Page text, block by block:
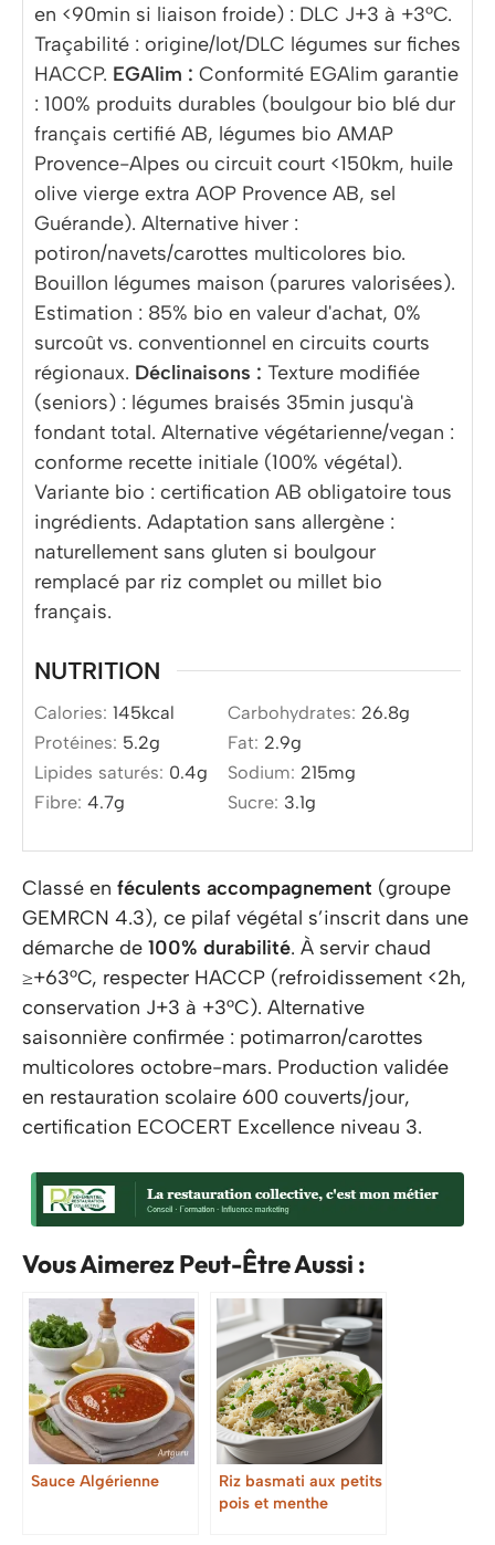
en <90min si liaison froide) : DLC J+3 à +3°C.
Traçabilité : origine/lot/DLC légumes sur fiches
HACCP. EGAlim : Conformité EGAlim garantie
: 100% produits durables (boulgour bio blé dur
français certifié AB, légumes bio AMAP
Provence-Alpes ou circuit court <150km, huile
olive vierge extra AOP Provence AB, sel
Guérande). Alternative hiver :
potiron/navets/carottes multicolores bio.
Bouillon légumes maison (parures valorisées).
Estimation : 85% bio en valeur d'achat, 0%
surcoût vs. conventionnel en circuits courts
régionaux. Déclinaisons : Texture modifiée
(seniors) : légumes braisés 35min jusqu'à
fondant total. Alternative végétarienne/vegan :
conforme recette initiale (100% végétal).
Variante bio : certification AB obligatoire tous
ingrédients. Adaptation sans allergène :
naturellement sans gluten si boulgour
remplacé par riz complet ou millet bio
français.
NUTRITION
Calories: 145kcal Carbohydrates: 26.8g
Protéines: 5.2g Fat: 2.9g
Lipides saturés: 0.4g Sodium: 215mg
Fibre: 4.7g Sucre: 3.1g
Classé en féculents accompagnement (groupe
GEMRCN 4.3), ce pilaf végétal s’inscrit dans une
démarche de 100% durabilité. À servir chaud
≥+63°C, respecter HACCP (refroidissement <2h,
conservation J+3 à +3°C). Alternative
saisonnière confirmée : potimarron/carottes
multicolores octobre-mars. Production validée
en restauration scolaire 600 couverts/jour,
certification ECOCERT Excellence niveau 3.
Vous Aimerez Peut-Être Aussi :
Sauce Algérienne
Riz basmati aux petits
pois et menthe